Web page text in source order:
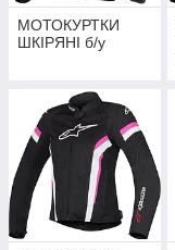
МОТОКУРТКИ
ШКІРЯНІ б/у